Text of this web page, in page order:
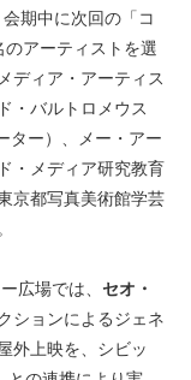
期中に次回の「コ
アーティストを選
ディア・アーティス
・バルトロメウス
ター）、メー・アー
・メディア研究教育
京都写真美術館学芸
広場では、 セオ・
ションによるジェネ
外上映を、シビッ